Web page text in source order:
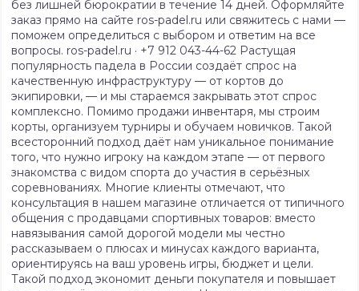
без лишней бюрократии в течение 14 дней. Оформляйте
заказ прямо на сайте ros-padel.ru или свяжитесь с нами —
поможем определиться с выбором и ответим на все
вопросы. ros-padel.ru · +7 912 043-44-62 Растущая
популярность падела в России создаёт спрос на
качественную инфраструктуру — от кортов до
экипировки, — и мы стараемся закрывать этот спрос
комплексно. Помимо продажи инвентаря, мы строим
корты, организуем турниры и обучаем новичков. Такой
всесторонний подход даёт нам уникальное понимание
того, что нужно игроку на каждом этапе — от первого
знакомства с видом спорта до участия в серьёзных
соревнованиях. Многие клиенты отмечают, что
консультация в нашем магазине отличается от типичного
общения с продавцами спортивных товаров: вместо
навязывания самой дорогой модели мы честно
рассказываем о плюсах и минусах каждого варианта,
ориентируясь на ваш уровень игры, бюджет и цели.
Такой подход экономит деньги покупателя и повышает